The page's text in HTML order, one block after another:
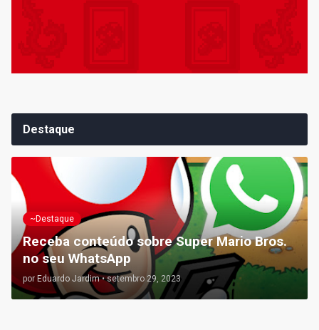
Destaque
~Destaque
Receba conteúdo sobre Super Mario Bros.
no seu WhatsApp
por Eduardo Jardim • setembro 29, 2023